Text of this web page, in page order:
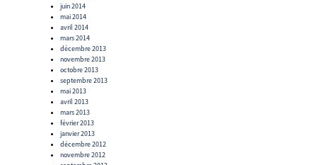
juin 2014
mai 2014
avril 2014
mars 2014
décembre 2013
novembre 2013
octobre 2013
septembre 2013
mai 2013
avril 2013
mars 2013
février 2013
janvier 2013
décembre 2012
novembre 2012